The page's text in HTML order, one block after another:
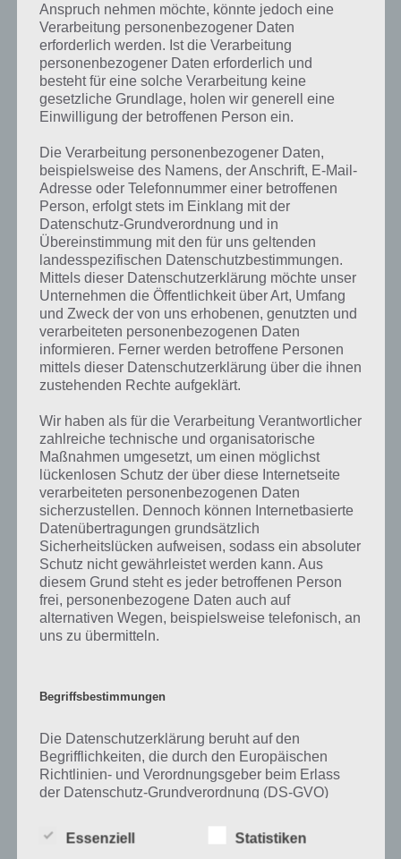
Kurze Begriffserklärung zur Lösung
Chemie
Chemie ist die Lösung für das tägliche Rätsel am 24.8.2022 in 4 Bilder
1 Wort, doch welche Bedeutung hat dieses eigentlich und was gibt es
bestimmten Lösungen präsentieren wir daher auch immer eine
kurze Begriffserklärung!
Zu Chemie haben wir zunächst keine weiteren Informationen parat!
Auf WhatsApp teilen Teilen auf Facebook
Tweet auf Twitter
Mehr Artikel hier auf Touchportal
Anspruch nehmen möchte, könnte jedoch eine
Verarbeitung personenbezogener Daten
erforderlich werden. Ist die Verarbeitung
personenbezogener Daten erforderlich und
besteht für eine solche Verarbeitung keine
gesetzliche Grundlage, holen wir generell eine
Einwilligung der betroffenen Person ein.
Die Verarbeitung personenbezogener Daten,
beispielsweise des Namens, der Anschrift, E-Mail-
Adresse oder Telefonnummer einer betroffenen
Person, erfolgt stets im Einklang mit der
Datenschutz-Grundverordnung und in
Übereinstimmung mit den für uns geltenden
landesspezifischen Datenschutzbestimmungen.
Mittels dieser Datenschutzerklärung möchte unser
Unternehmen die Öffentlichkeit über Art, Umfang
und Zweck der von uns erhobenen, genutzten und
verarbeiteten personenbezogenen Daten
informieren. Ferner werden betroffene Personen
mittels dieser Datenschutzerklärung über die ihnen
zustehenden Rechte aufgeklärt.
Wir haben als für die Verarbeitung Verantwortlicher
zahlreiche technische und organisatorische
Maßnahmen umgesetzt, um einen möglichst
lückenlosen Schutz der über diese Internetseite
verarbeiteten personenbezogenen Daten
sicherzustellen. Dennoch können Internetbasierte
Datenübertragungen grundsätzlich
Sicherheitslücken aufweisen, sodass ein absoluter
Schutz nicht gewährleistet werden kann. Aus
diesem Grund steht es jeder betroffenen Person
frei, personenbezogene Daten auch auf
alternativen Wegen, beispielsweise telefonisch, an
uns zu übermitteln.
Begriffsbestimmungen
Die Datenschutzerklärung beruht auf den
Begrifflichkeiten, die durch den Europäischen
Richtlinien- und Verordnungsgeber beim Erlass
der Datenschutz-Grundverordnung (DS-GVO)
soll sowohl für die Öffentlichkeit als auch für
unsere Kunden und Geschäftspartner einfach
Essenziell Statistiken